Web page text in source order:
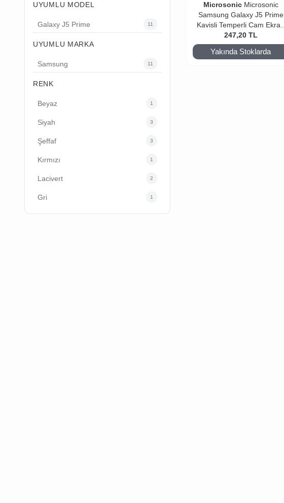
UYUMLU MODEL
Galaxy J5 Prime 11
UYUMLU MARKA
Samsung 11
RENK
Beyaz 1
Siyah 3
Şeffaf 3
Kırmızı 1
Lacivert 2
Gri 1
Microsonic Microsonic
Samsung Galaxy J5 Prime
Kavisli Temperli Cam Ekran
Koruyucu Film Gold
247,20 TL
Yakında Stoklarda